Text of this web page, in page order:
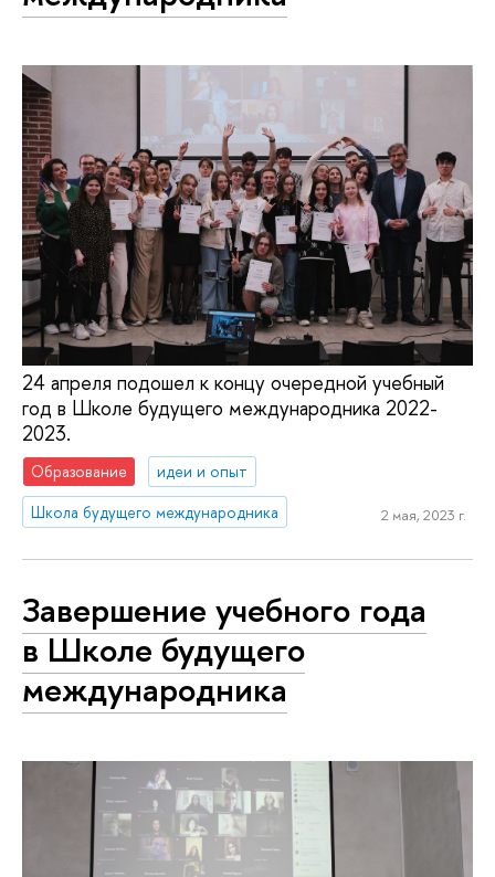
24 апреля подошел к концу очередной учебный
год в Школе будущего международника 2022-
2023.
Образование
идеи и опыт
Школа будущего международника
2 мая, 2023 г.
Завершение учебного года
в Школе будущего
международника